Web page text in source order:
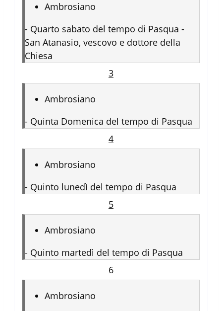
Ambrosiano
- Quarto sabato del tempo di Pasqua -
San Atanasio, vescovo e dottore della
Chiesa
3
Ambrosiano
- Quinta Domenica del tempo di Pasqua
4
Ambrosiano
- Quinto lunedì del tempo di Pasqua
5
Ambrosiano
- Quinto martedì del tempo di Pasqua
6
Ambrosiano